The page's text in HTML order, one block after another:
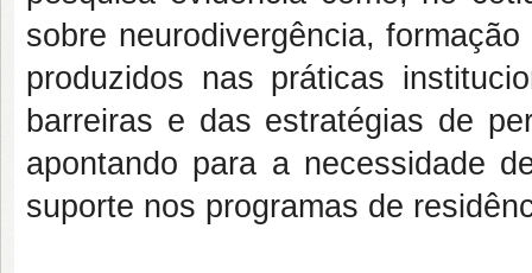
sobre neurodivergência,
produzidos nas práticas
barreiras e das estratégias de
apontando para a necessidade
suporte nos programas de